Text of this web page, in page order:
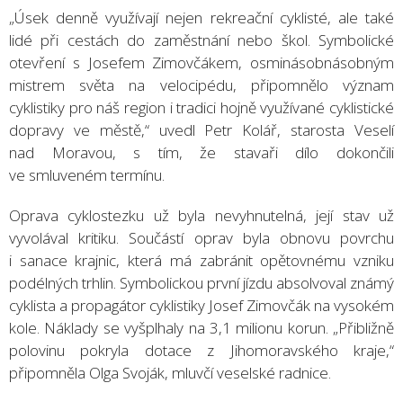
„Úsek denně využívají nejen rekreační cyklisté, ale také
lidé při cestách do zaměstnání nebo škol. Symbolické
otevření s Josefem Zimovčákem, osminásobnásobným
mistrem světa na velocipédu, připomnělo význam
cyklistiky pro náš region i tradici hojně využívané cyklistické
dopravy ve městě,“ uvedl Petr Kolář, starosta Veselí
nad Moravou, s tím, že stavaři dílo dokončili
ve smluveném termínu.
Oprava cyklostezku už byla nevyhnutelná, její stav už
vyvolával kritiku. Součástí oprav byla obnovu povrchu
i sanace krajnic, která má zabránit opětovnému vzniku
podélných trhlin. Symbolickou první jízdu absolvoval známý
cyklista a propagátor cyklistiky Josef Zimovčák na vysokém
kole. Náklady se vyšplhaly na 3,1 milionu korun. „Přibližně
polovinu pokryla dotace z Jihomoravského kraje,“
připomněla Olga Svoják, mluvčí veselské radnice.